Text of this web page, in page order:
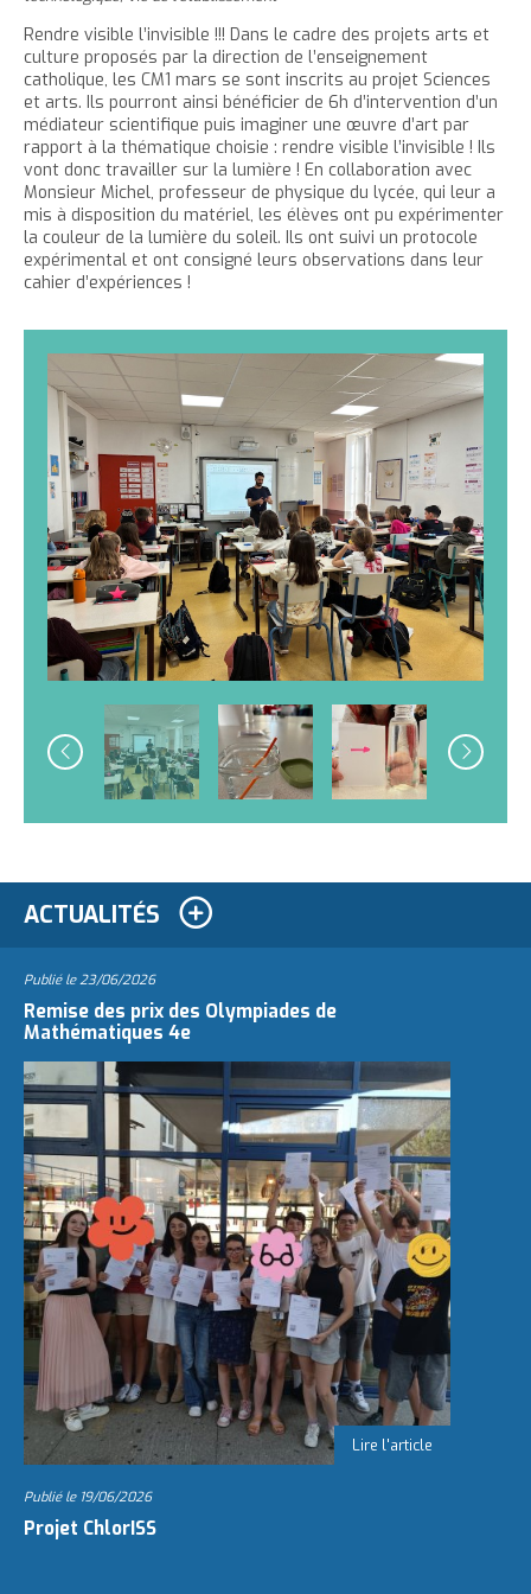
h
è
c
l
e
a
c
c
u
e
i
l
e
r
l
a
t
a
i
l
l
d
u
x
t
e
r
l
a
t
a
i
l
l
e
u
e
x
t
e
e
r
c
e
t
t
e
p
a
g
e
r
c
e
c
o
n
t
e
n
Rendre visible l’invisible !!! Dans le cadre des projets arts et
culture proposés par la direction de l’enseignement
catholique, les CM1 mars se sont inscrits au projet Sciences
et arts. Ils pourront ainsi bénéficier de 6h d’intervention d’un
médiateur scientifique puis imaginer une œuvre d’art par
rapport à la thématique choisie : rendre visible l’invisible ! Ils
vont donc travailler sur la lumière ! En collaboration avec
Monsieur Michel, professeur de physique du lycée, qui leur a
mis à disposition du matériel, les élèves ont pu expérimenter
la couleur de la lumière du soleil. Ils ont suivi un protocole
expérimental et ont consigné leurs observations dans leur
cahier d’expériences !
ACTUALITÉS
Publié le23/06/2026
Remise des prix des Olympiades de
Mathématiques 4e
Publié le 19/06/2026
Projet ChlorISS